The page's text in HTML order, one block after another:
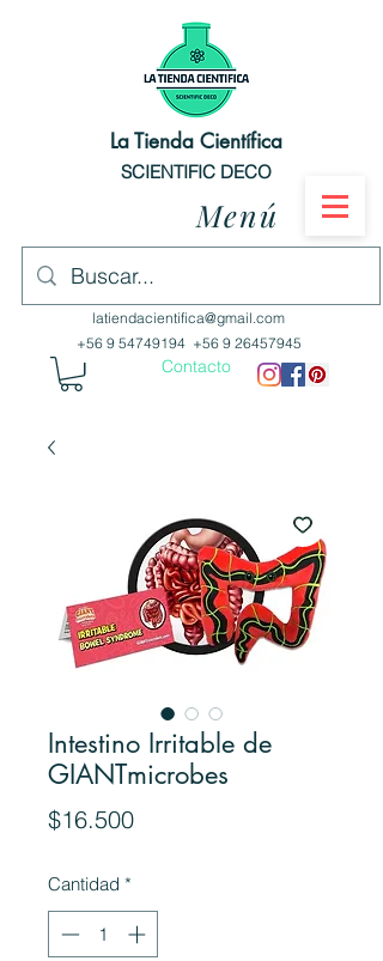
La Tienda Científica
SCIENTIFIC DECO
Menú
latiendacientifica@gmail.com
+56 9 54749194 +56 9 26457945
Contacto
Intestino Irritable de
GIANTmicrobes
$16.500Precio
Cantidad *